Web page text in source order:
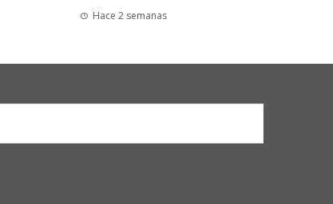
Hace 2 semanas